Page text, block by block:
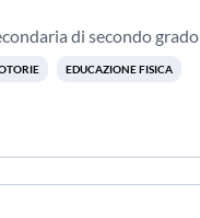
di secondo grado
EDUCAZIONE FISICA